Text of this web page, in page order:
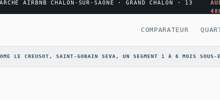
AIRBNB CHALON-SUR-SAÔNE · GRAND CHALON · 13
COMPARATEUR
LE CREUSOT, SAINT-GOBAIN SEVA, UN SEGMENT 1 À 6 MOIS SOUS-